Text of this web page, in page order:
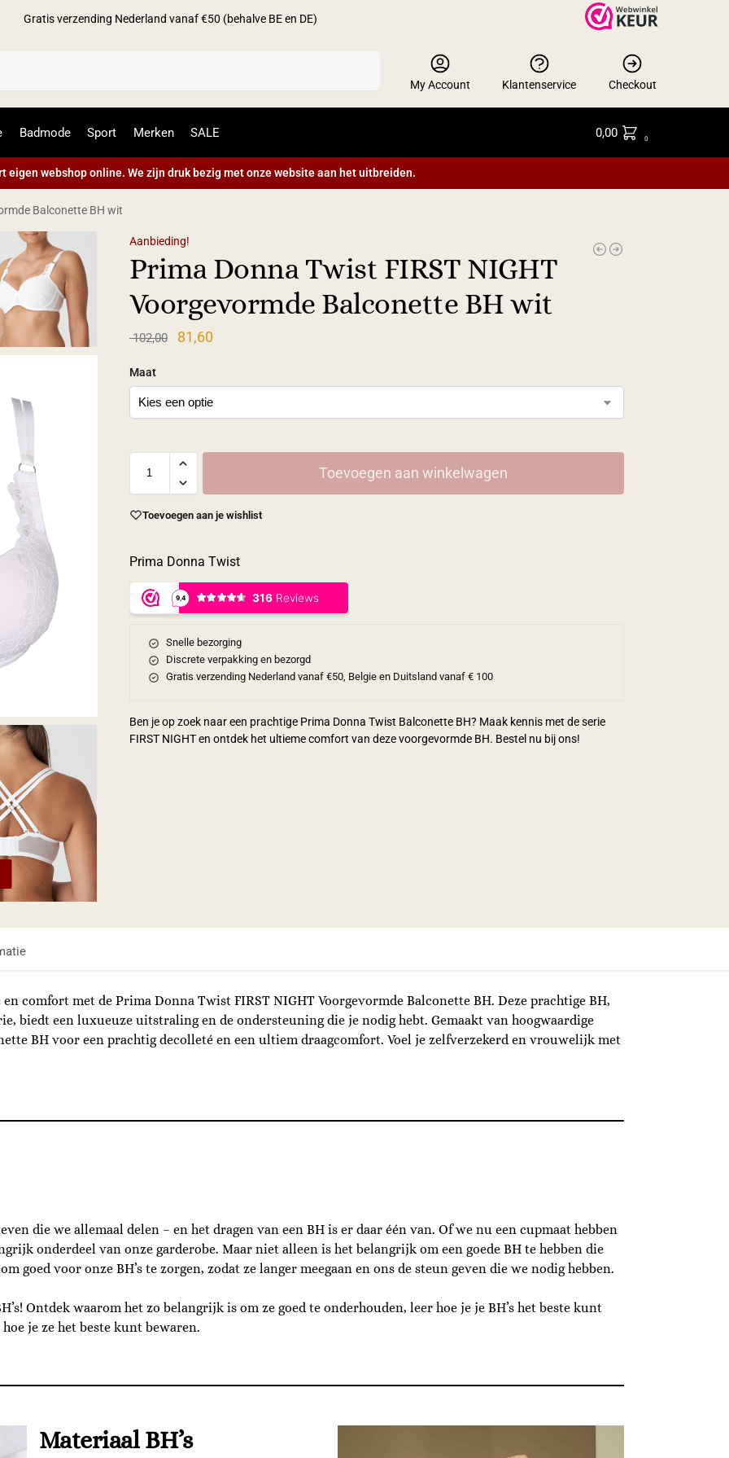
Gratis verzending Nederland vanaf €50 (behalve BE en DE)
My Account Klantenservice Checkout
Badmode Sport Merken SALE 0,00 0
eigen webshop online. We zijn druk bezig met onze website aan het uitbreiden.
Balconette BH wit
Aanbieding!
Prima Donna Twist FIRST NIGHT
Voorgevormde Balconette BH wit
102,00 81,60
Maat
Toevoegen aan winkelwagen
Toevoegen aan je wishlist
Prima Donna Twist
Snelle bezorging
Discrete verpakking en bezorgd
Gratis verzending Nederland vanaf €50, Belgie en Duitsland vanaf € 100
Ben je op zoek naar een prachtige Prima Donna Twist Balconette BH? Maak kennis met de serie
FIRST NIGHT en ontdek het ultieme comfort van deze voorgevormde BH. Bestel nu bij ons!
comfort met de Prima Donna Twist FIRST NIGHT Voorgevormde Balconette BH. Deze prachtige BH,
biedt een luxueuze uitstraling en de ondersteuning die je nodig hebt. Gemaakt van hoogwaardige
BH voor een prachtig decolleté en een ultiem draagcomfort. Voel je zelfverzekerd en vrouwelijk met
die we allemaal delen – en het dragen van een BH is er daar één van. Of we nu een cupmaat hebben
onderdeel van onze garderobe. Maar niet alleen is het belangrijk om een goede BH te hebben die
goed voor onze BH’s te zorgen, zodat ze langer meegaan en ons de steun geven die we nodig hebben.
Ontdek waarom het zo belangrijk is om ze goed te onderhouden, leer hoe je je BH’s het beste kunt
je ze het beste kunt bewaren.
Materiaal BH’s